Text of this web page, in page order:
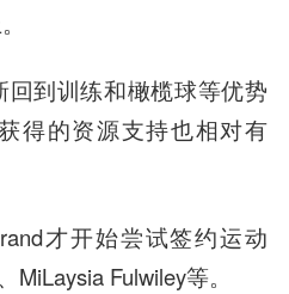
到训练和橄榄球等优势
得的资源支持也相对有
才开始尝试签约运动
MiLaysia Fulwiley等。